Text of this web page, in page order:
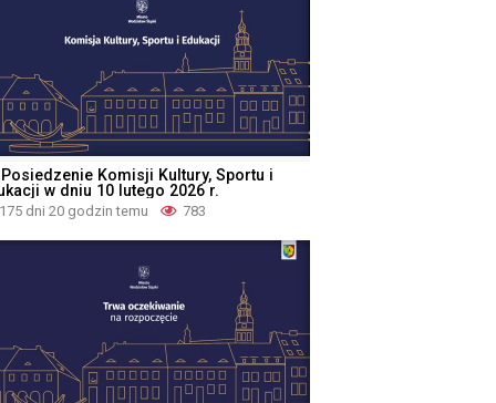
Komisji Kultury, Sportu i
w dniu 10 lutego 2026 r.
175 dni 20 godzin temu 783